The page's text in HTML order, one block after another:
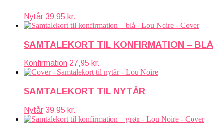
Nytår 39,95 kr.
SAMTALEKORT TIL KONFIRMATION – BLÅ
Konfirmation 27,95 kr.
SAMTALEKORT TIL NYTÅR
Nytår 39,95 kr.